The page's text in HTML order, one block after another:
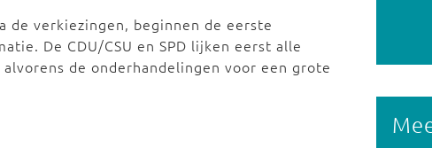
de verkiezingen, beginnen de eerste
De CDU/CSU en SPD lijken eerst alle
de onderhandelingen voor een grote